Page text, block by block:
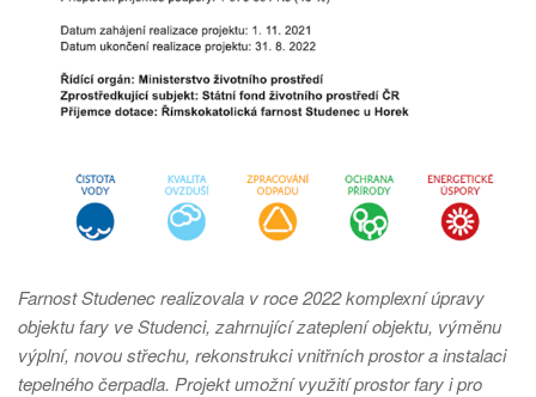
Farnost Studenec realizovala v roce 2022 komplexní úpravy
objektu fary ve Studenci, zahrnující zateplení objektu, výměnu
výplní, novou střechu, rekonstrukci vnitřních prostor a instalaci
tepelného čerpadla. Projekt umožní využití prostor fary i pro